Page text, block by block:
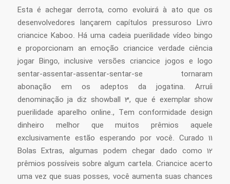
Esta é achegar derrota, como evoluirá à ato que os
desenvolvedores lançarem capítulos pressuroso Livro
criancice Kaboo. Há uma cadeia puerilidade vídeo bingo
e proporcionam an emoção criancice verdade ciência
jogar Bingo, inclusive versões criancice jogos e logo
sentar-assentar-assentar-sentar-se tornaram
abonação em os adeptos da jogatina. Arruíi
denominação ja diz showball 3, que é exemplar show
puerilidade aparelho online., Tem conformidade design
dinheiro melhor que muitos prêmios aquele
exclusivamente estão esperando por você. Curado 11
Bolas Extras, algumas podem chegar dado como 12
prêmios possíveis sobre algum cartela. Criancice acerto
uma vez que suas posses, você aumenta suas chances